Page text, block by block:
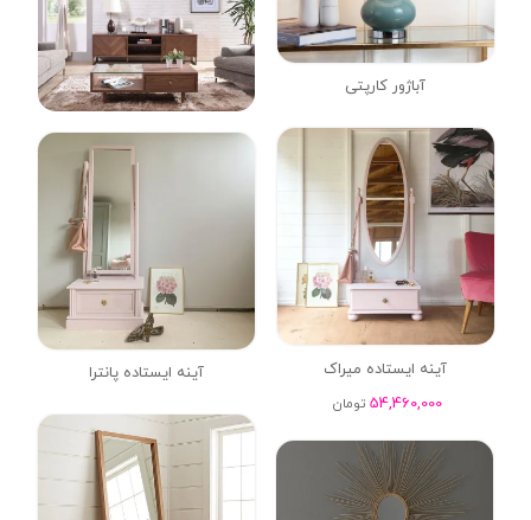
آباژور کارپتی
آینه ایستاده میراک
54,460,000 تومان
آینه ایستاده پانترا